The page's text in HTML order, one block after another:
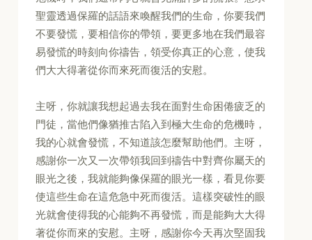
聖靈透過保羅的話語來喚醒我們的生命，你要我們
不要發慌，要相信你的帶領，要更多地在我們最容
易發慌的時刻向你禱告，領受你真正的心意，使我
們大大得著從你而來死而復活的安慰。
主呀，你就讓我想起過去我在面對生命困倦疲乏的
門徒，當他們像猶推古陷入到極大生命的危機時，
我的心就會發慌，不知道該怎麼幫助他們。主呀，
感謝你一次又一次帶領我回到禱告中對齊你屬天的
眼光之後，我就能夠像保羅的眼光一樣，看見你要
使這些生命在這危急中死而復活。這樣突破性的眼
光就會使得我的心能夠不再發慌，而是能夠大大得
著從你而來的安慰。主呀，感謝你今天再次堅固我